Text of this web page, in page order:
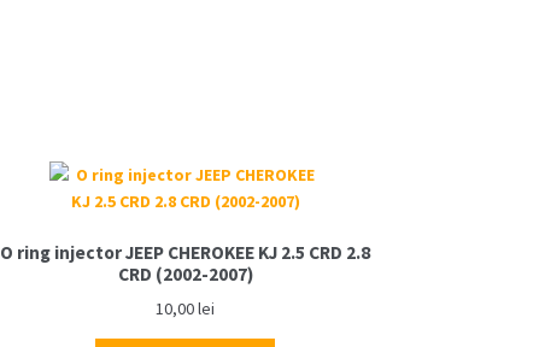
O ring injector JEEP CHEROKEE KJ 2.5 CRD 2.8
CRD (2002-2007)
10,00lei